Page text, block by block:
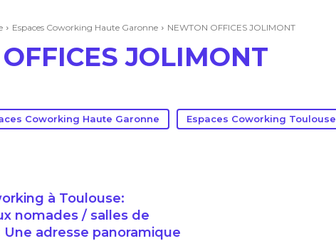
Espaces Coworking Haute Garonne NEWTON OFFICES JOLIMONT
JOLIMONT
Coworking Haute Garonne Espaces Coworking Toulouse
à Toulouse:
nomades / salles de
adresse panoramique